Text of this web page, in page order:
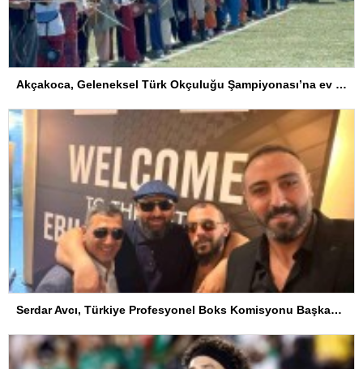
Akçakoca, Geleneksel Türk Okçuluğu Şampiyonası’na ev sahipliği yapıyor
Serdar Avcı, Türkiye Profesyonel Boks Komisyonu Başkanı Seçildi